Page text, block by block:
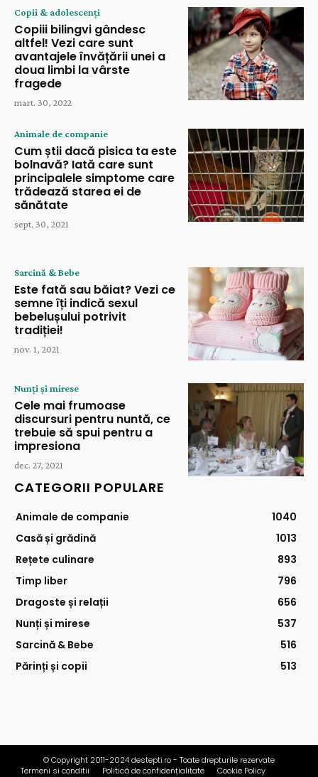
Copii & adolescenți
Copiii bilingvi gândesc
altfel! Vezi care sunt
avantajele învățării unei a
doua limbi la vârste
fragede
mart. 30, 2022
Animale de companie
Cum știi dacă pisica ta este
bolnavă? Iată care sunt
principalele simptome care
trădează starea ei de
sănătate
sept. 30, 2021
Sarcină & Bebe
Este fată sau băiat? Vezi ce
semne îți indică sexul
bebelușului potrivit
tradiției!
nov. 1, 2021
Nunți și mirese
Cele mai frumoase
discursuri pentru nuntă, ce
trebuie să spui pentru a
impresiona
dec. 27, 2021
CATEGORII POPULARE
Animale de companie
1040
Casă și grădină
1013
Rețete culinare
893
Timp liber
796
Dragoste și relații
656
Nunți și mirese
537
Sarcină & Bebe
516
Părinți și copii
513
© Copyright 2011-2024 destepti.ro - Toate drepturile rezervate
Termeni si conditii
Politică de confidențialitate
Cookie Policy